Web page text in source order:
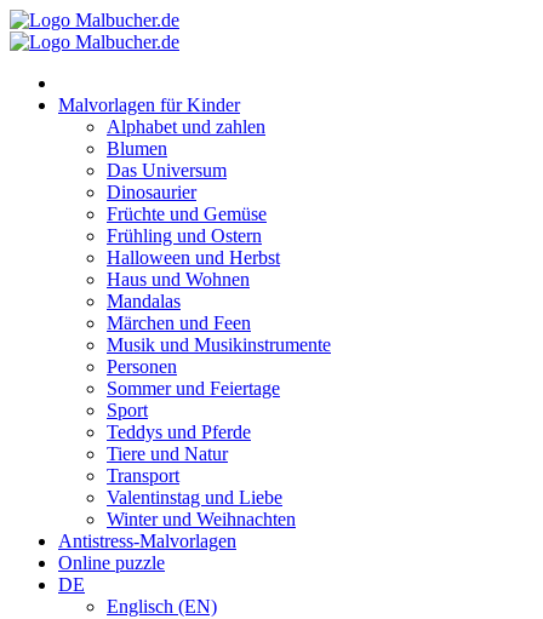
Zum
Inhalt
Malvorlagen für Kinder
Alphabet und zahlen
Blumen
Das Universum
Dinosaurier
Früchte und Gemüse
Frühling und Ostern
Halloween und Herbst
Haus und Wohnen
Mandalas
Märchen und Feen
Musik und Musikinstrumente
Personen
Sommer und Feiertage
Sport
Teddys und Pferde
Tiere und Natur
Transport
Valentinstag und Liebe
Winter und Weihnachten
Antistress-Malvorlagen
Online puzzle
DE
Englisch (EN)